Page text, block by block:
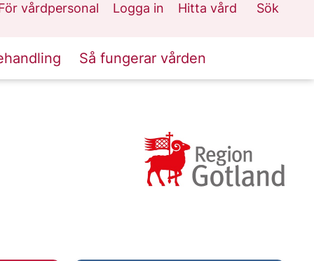
vårdpersonal
Logga in
Hitta vård
Sök
Så fungerar vården